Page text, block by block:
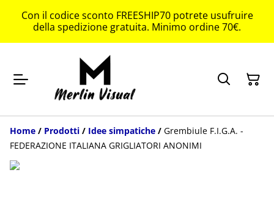
Con il codice sconto FREESHIP70 potrete usufruire
della spedizione gratuita. Minimo ordine 70€.
Home / Prodotti / Idee simpatiche / Grembiule F.I.G.A. -
FEDERAZIONE ITALIANA GRIGLIATORI ANONIMI